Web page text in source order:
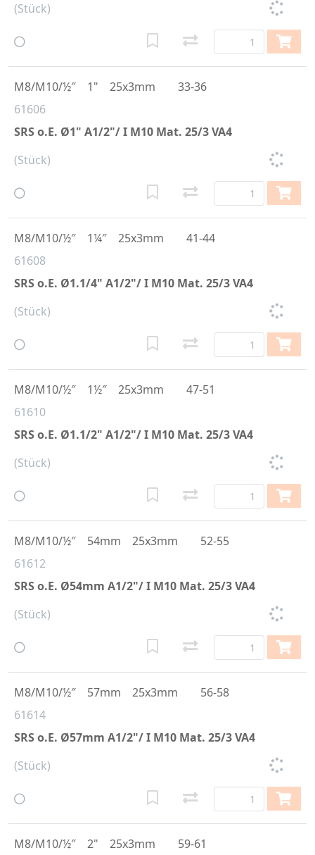
(Stück)
61606
SRS o.E. Ø1" A1/2"/ I M10 Mat. 25/3 VA4
M8/M10/½″ 1" 25x3mm 33-36
(Stück)
61608
SRS o.E. Ø1.1/4" A1/2"/ I M10 Mat. 25/3 VA4
M8/M10/½″ 1¼″ 25x3mm 41-44
(Stück)
61610
SRS o.E. Ø1.1/2" A1/2"/ I M10 Mat. 25/3 VA4
M8/M10/½″ 1½″ 25x3mm 47-51
(Stück)
61612
SRS o.E. Ø54mm A1/2"/ I M10 Mat. 25/3 VA4
M8/M10/½″ 54mm 25x3mm 52-55
(Stück)
61614
SRS o.E. Ø57mm A1/2"/ I M10 Mat. 25/3 VA4
M8/M10/½″ 57mm 25x3mm 56-58
(Stück)
M8/M10/½″ 2" 25x3mm 59-61